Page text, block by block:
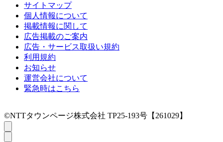
サイトマップ
個人情報について
掲載情報に関して
広告掲載のご案内
広告・サービス取扱い規約
利用規約
お知らせ
運営会社について
緊急時はこちら
©NTTタウンページ株式会社 TP25-193号【261029】